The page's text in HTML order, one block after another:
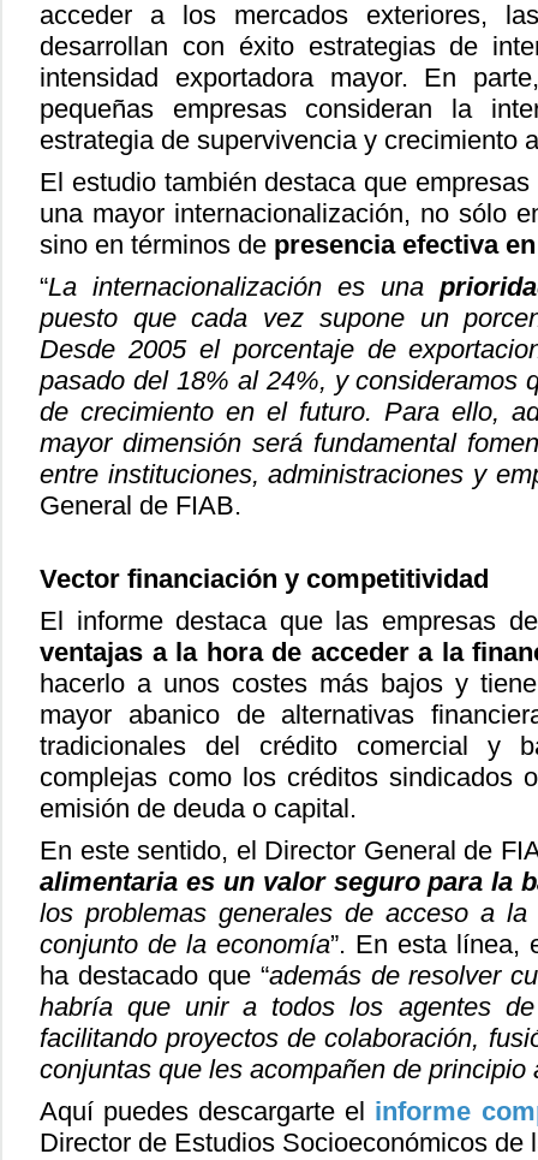
acceder a los mercados exteriores,
desarrollan con éxito estrategias de
intensidad exportadora mayor. En
pequeñas empresas consideran la
estrategia de supervivencia y crecimiento
El estudio también destaca que
una mayor internacionalización, no sólo
sino en términos de presencia efectiva
“La internacionalización es una
puesto que cada vez supone un
Desde 2005 el porcentaje de
pasado del 18% al 24%, y consideramos
de crecimiento en el futuro. Para ello,
mayor dimensión será fundamental
entre instituciones, administraciones y
General de FIAB.
Vector financiación y competitividad
El informe destaca que las empresas
ventajas a la hora de acceder a la
hacerlo a unos costes más bajos y
mayor abanico de alternativas
tradicionales del crédito comercial y
complejas como los créditos sindicados
emisión de deuda o capital.
En este sentido, el Director General de
alimentaria es un valor seguro para la
los problemas generales de acceso a
conjunto de la economía”. En esta línea,
ha destacado que “además de resolver
habría que unir a todos los agentes
facilitando proyectos de colaboración,
conjuntas que les acompañen de principio
Aquí puedes descargarte el informe
Director de Estudios Socioeconómicos de